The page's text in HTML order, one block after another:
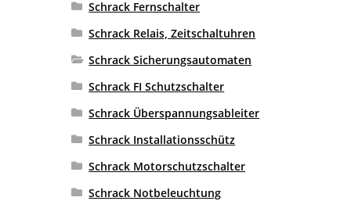
Schrack Fernschalter
Schrack Relais, Zeitschaltuhren
Schrack Sicherungsautomaten
Schrack FI Schutzschalter
Schrack Überspannungsableiter
Schrack Installationsschütz
Schrack Motorschutzschalter
Schrack Notbeleuchtung